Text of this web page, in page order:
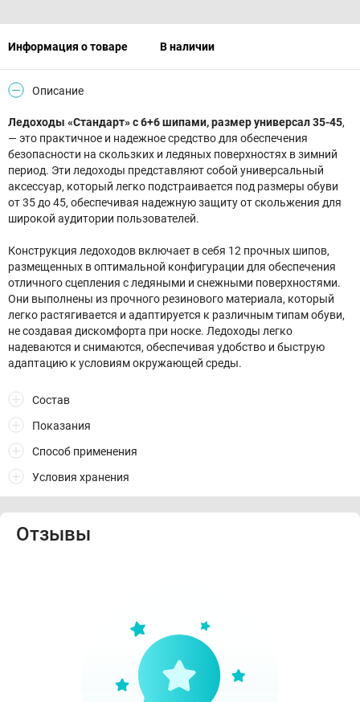
Информация о товаре В наличии
Описание
Ледоходы «Стандарт» с 6+6 шипами, размер универсал 35-45,
— это практичное и надежное средство для обеспечения
безопасности на скользких и ледяных поверхностях в зимний
период. Эти ледоходы представляют собой универсальный
аксессуар, который легко подстраивается под размеры обуви
от 35 до 45, обеспечивая надежную защиту от скольжения для
широкой аудитории пользователей.
Конструкция ледоходов включает в себя 12 прочных шипов,
размещенных в оптимальной конфигурации для обеспечения
отличного сцепления с ледяными и снежными поверхностями.
Они выполнены из прочного резинового материала, который
легко растягивается и адаптируется к различным типам обуви,
не создавая дискомфорта при носке. Ледоходы легко
надеваются и снимаются, обеспечивая удобство и быструю
адаптацию к условиям окружающей среды.
Состав
Показания
Способ применения
Условия хранения
Отзывы